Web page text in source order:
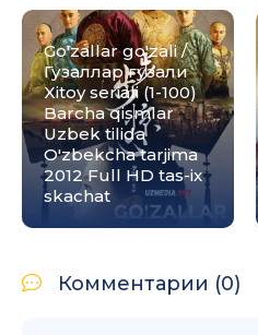
Go'zallar go'zali /
Гузаллар гузали
Xitoy seriali (1-100)
Barcha qismlar
Uzbek tilida
O'zbekcha tarjima
2012 Full HD tas-ix
skachat
Комментарии (0)